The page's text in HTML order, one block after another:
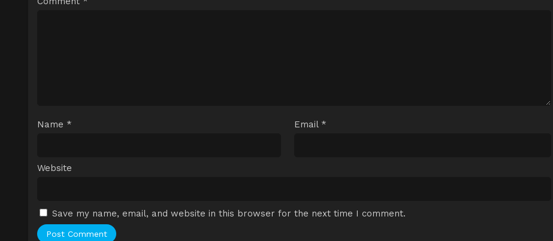
Name * Email *
Website
Save my name, email, and website in this browser for the next time I comment.